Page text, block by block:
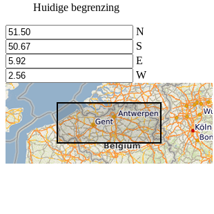
Huidige begrenzing
N
S
E
W